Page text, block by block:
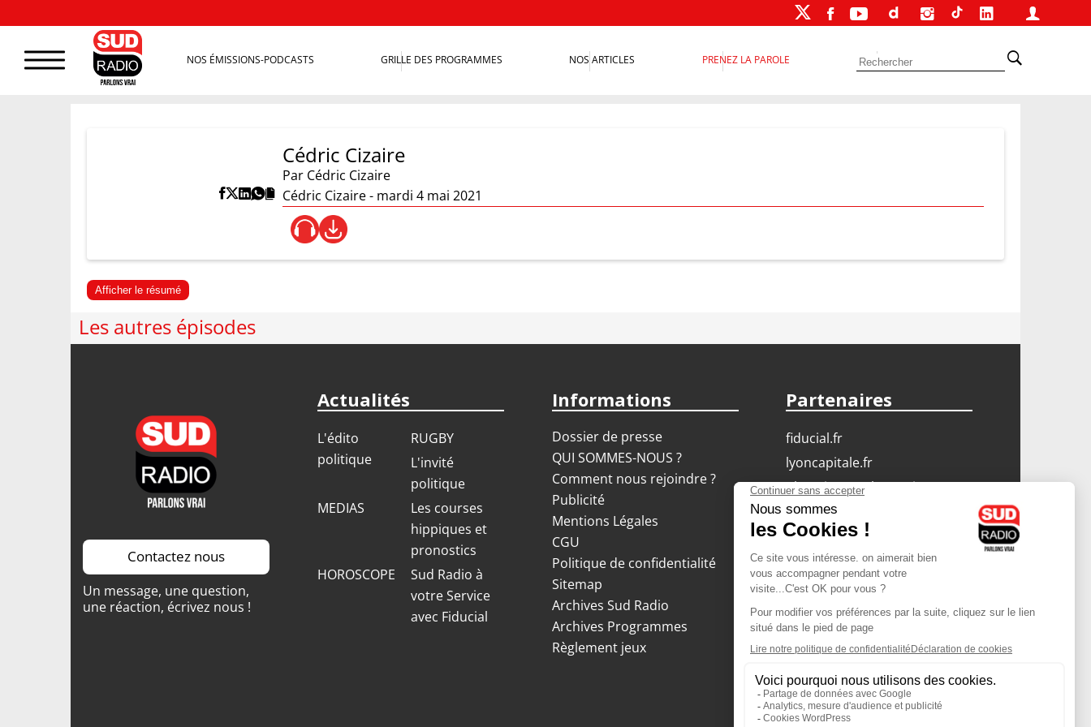
NOS ÉMISSIONS-PODCASTS GRILLE DES PROGRAMMES NOS ARTICLES PRENEZ LA PAROLE
Cédric Cizaire
Par Cédric Cizaire
Cédric Cizaire - mardi 4 mai 2021
Afficher le résumé
Les autres épisodes
Contactez nous
Un message, une question,
une réaction, écrivez nous !
Actualités
L'édito
politique
RUGBY
L'invité
politique
MEDIAS
Les courses
hippiques et
pronostics
HOROSCOPE
Sud Radio à
votre Service
avec Fiducial
Informations
Dossier de presse
QUI SOMMES-NOUS ?
Comment nous rejoindre ?
Publicité
Mentions Légales
CGU
Politique de confidentialité
Sitemap
Archives Sud Radio
Archives Programmes
Règlement jeux
Partenaires
fiducial.fr
lyoncapitale.fr
olympique-et-lyonnais.com
L'application Iphone
/ Android
Téléchargez l'application
Les cookies
Gestion des cookies